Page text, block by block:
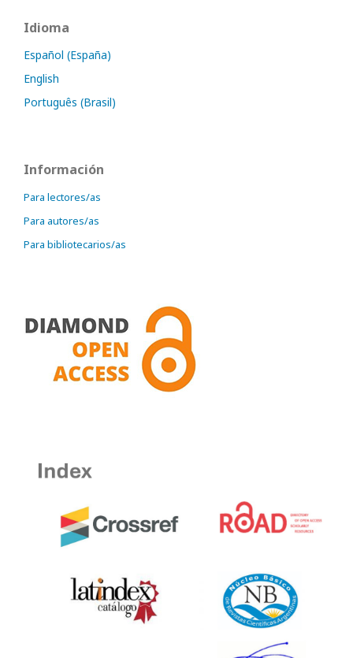
Idioma
Español (España)
English
Português (Brasil)
Información
Para lectores/as
Para autores/as
Para bibliotecarios/as